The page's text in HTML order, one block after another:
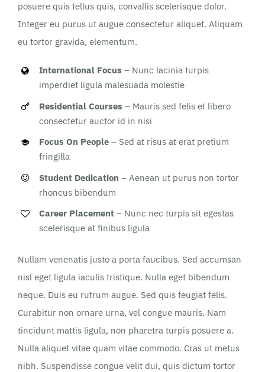
posuere quis tellus quis, convallis scelerisque dolor.
Integer eu purus ut augue consectetur aliquet. Aliquam
eu tortor gravida, elementum.
International Focus – Nunc lacinia turpis
imperdiet ligula malesuada molestie
Residential Courses – Mauris sed felis et libero
consectetur auctor id in nisi
Focus On People – Sed at risus at erat pretium
fringilla
Student Dedication – Aenean ut purus non tortor
rhoncus bibendum
Career Placement – Nunc nec turpis sit egestas
scelerisque at finibus ligula
Nullam venenatis justo a porta faucibus. Sed accumsan
nisl eget ligula iaculis tristique. Nulla eget bibendum
neque. Duis eu rutrum augue. Sed quis feugiat felis.
Curabitur non ornare urna, vel congue mauris. Nam
tincidunt mattis ligula, non pharetra turpis posuere a.
Nulla aliquet vitae quam vitae commodo. Cras ut metus
nibh. Suspendisse congue velit dui, quis dictum tortor